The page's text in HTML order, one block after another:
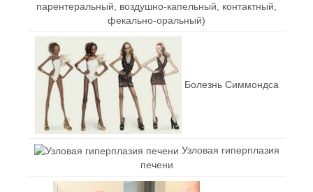
парентеральный, воздушно-капельный, контактный,
фекально-оральный)
Болезнь Симмондса
Узловая гиперплазия
печени